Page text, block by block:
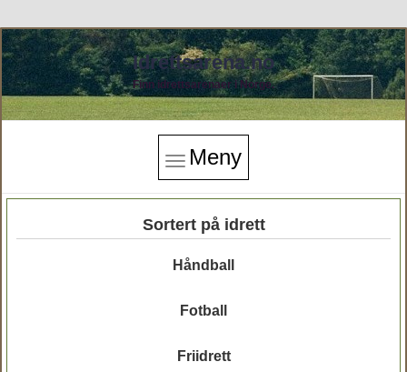
Idrettsarena.no
Finn idrettsarenaer i Norge.
Meny
Sortert på idrett
Håndball
Fotball
Friidrett